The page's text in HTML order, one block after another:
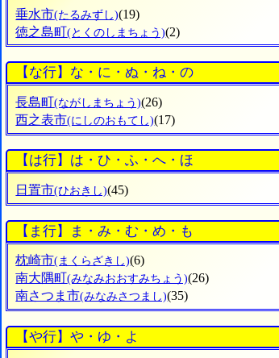
垂水市(たるみずし)(19)
徳之島町(とくのしまちょう)(2)
【な行】な・に・ぬ・ね・の
長島町(ながしまちょう)(26)
西之表市(にしのおもてし)(17)
【は行】は・ひ・ふ・へ・ほ
日置市(ひおきし)(45)
【ま行】ま・み・む・め・も
枕崎市(まくらざきし)(6)
南大隅町(みなみおおすみちょう)(26)
南さつま市(みなみさつまし)(35)
【や行】や・ゆ・よ